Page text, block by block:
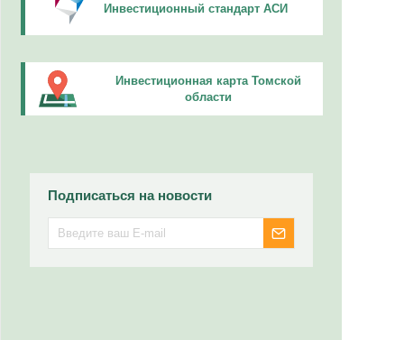
Инвестиционный стандарт АСИ
Инвестиционная карта Томской
области
Подписаться на новости